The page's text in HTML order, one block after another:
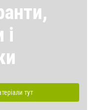
тут